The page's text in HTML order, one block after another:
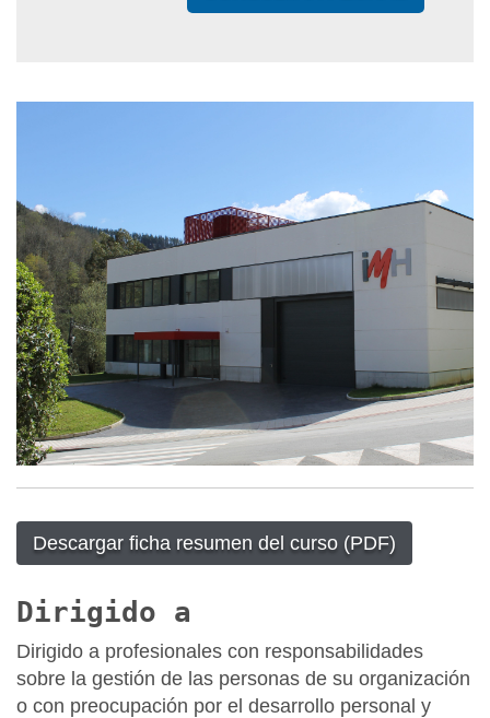
Descargar ficha resumen del curso (PDF)
Dirigido a
Dirigido a profesionales con responsabilidades
sobre la gestión de las personas de su organización
o con preocupación por el desarrollo personal y